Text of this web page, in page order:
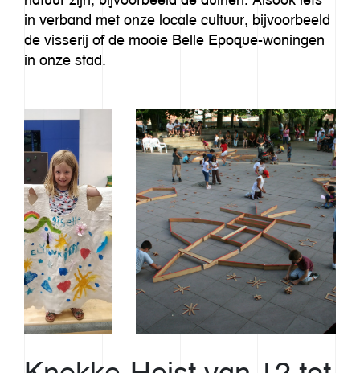
in verband met onze locale cultuur, bijvoorbeeld
de visserij of de mooie Belle Epoque-woningen
in onze stad.